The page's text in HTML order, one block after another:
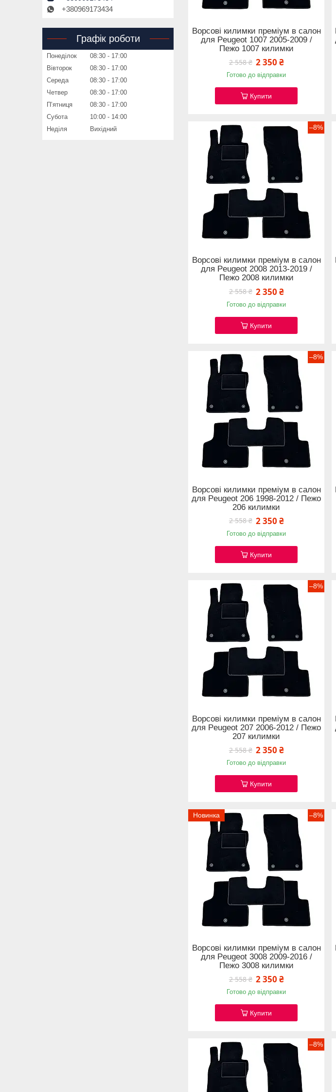
Ворсові килимки преміум в салон
для Peugeot 1007 2005-2009 /
Пежо 1007 килимки
2 558 ₴ 2 350 ₴
Готово до відправки
Купити
–8%
Ворсові килимки преміум в салон
для Peugeot 2008 2013-2019 /
Пежо 2008 килимки
2 558 ₴ 2 350 ₴
Готово до відправки
Купити
–8%
Ворсові килимки преміум в салон
для Peugeot 206 1998-2012 / Пежо
206 килимки
2 558 ₴ 2 350 ₴
Готово до відправки
Купити
–8%
Ворсові килимки преміум в салон
для Peugeot 207 2006-2012 / Пежо
207 килимки
2 558 ₴ 2 350 ₴
Готово до відправки
Купити
Новинка –8%
Ворсові килимки преміум в салон
для Peugeot 3008 2009-2016 /
Пежо 3008 килимки
2 558 ₴ 2 350 ₴
Готово до відправки
Купити
–8%
+380969173434
Графік роботи
Понеділок 08:30
17:00
Вівторок
08:30
17:00
Середа
08:30
17:00
Четвер
08:30
17:00
Пʼятниця
08:30
17:00
Субота
10:00
14:00
Неділя
Вихідний